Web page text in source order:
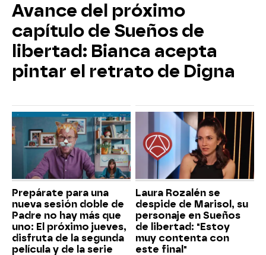
Avance del próximo
capítulo de Sueños de
libertad: Bianca acepta
pintar el retrato de Digna
Prepárate para una
nueva sesión doble de
Padre no hay más que
uno: El próximo jueves,
disfruta de la segunda
película y de la serie
Laura Rozalén se
despide de Marisol, su
personaje en Sueños
de libertad: "Estoy
muy contenta con
este final"